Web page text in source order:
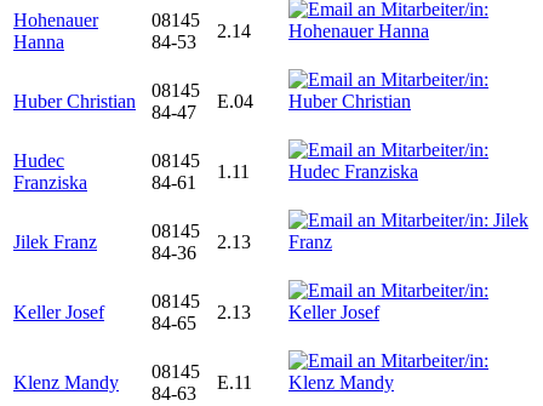
Hohenauer
Hanna
08145
84-53
2.14
Huber Christian
08145
84-47
E.04
Hudec
Franziska
08145
84-61
1.11
Jilek Franz
08145
84-36
2.13
Keller Josef
08145
84-65
2.13
Klenz Mandy
08145
84-63
E.11